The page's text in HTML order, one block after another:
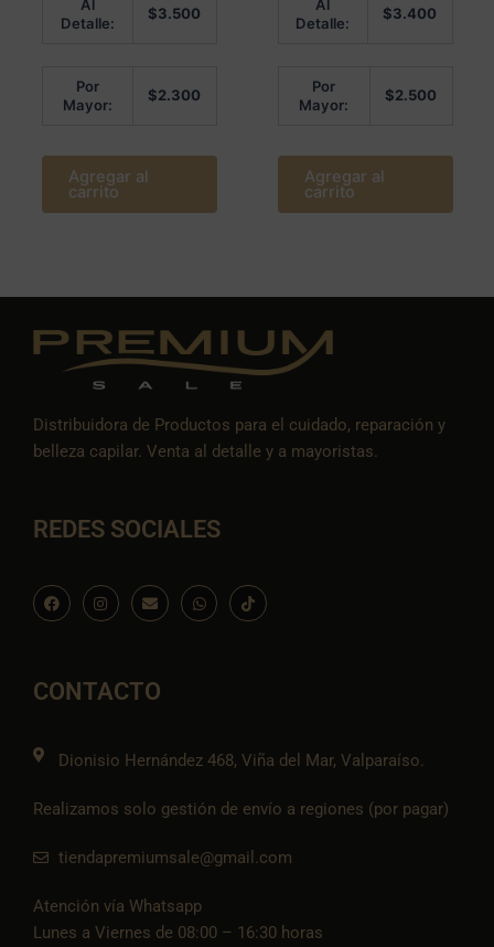
Al
Detalle:
$3.500
Por
Mayor:
$2.300
Agregar al
carrito
de 5
Al
Detalle:
$3.400
Por
Mayor:
$2.500
Agregar al
carrito
Distribuidora de Productos para el cuidado, reparación y
belleza capilar. Venta al detalle y a mayoristas.
REDES SOCIALES
F
a
c
o
k
I
n
s
r
a
E
n
v
p
e
W
h
a
I
c
o
CONTACTO
Dionisio Hernández 468, Viña del Mar, Valparaíso.
Realizamos solo gestión de envío a regiones (por pagar)
tiendapremiumsale@gmail.com
Atención vía Whatsapp
Lunes a Viernes de 08:00 – 16:30 horas